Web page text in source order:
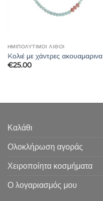
ΗΜΙΠΟΛΎΤΙΜΟΙ ΛΊΘΟΙ
Kολιέ με χάντρες ακουαμαρινα
€25.00
Καλάθι
Ολοκλήρωση αγοράς
Χειροποίητα κοσμήματα
Ο λογαριασμός μου